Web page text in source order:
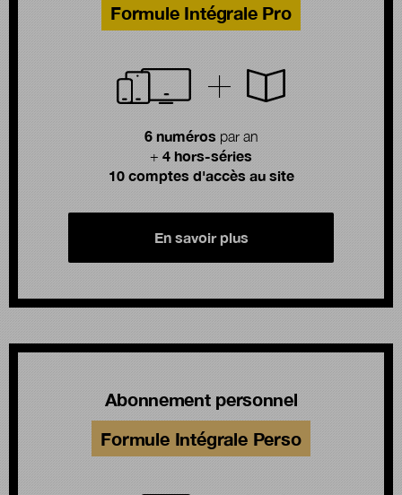
Formule Intégrale Pro
6 numéros par an
+ 4 hors-séries
10 comptes d'accès au site
En savoir plus
Abonnement personnel
Formule Intégrale Perso